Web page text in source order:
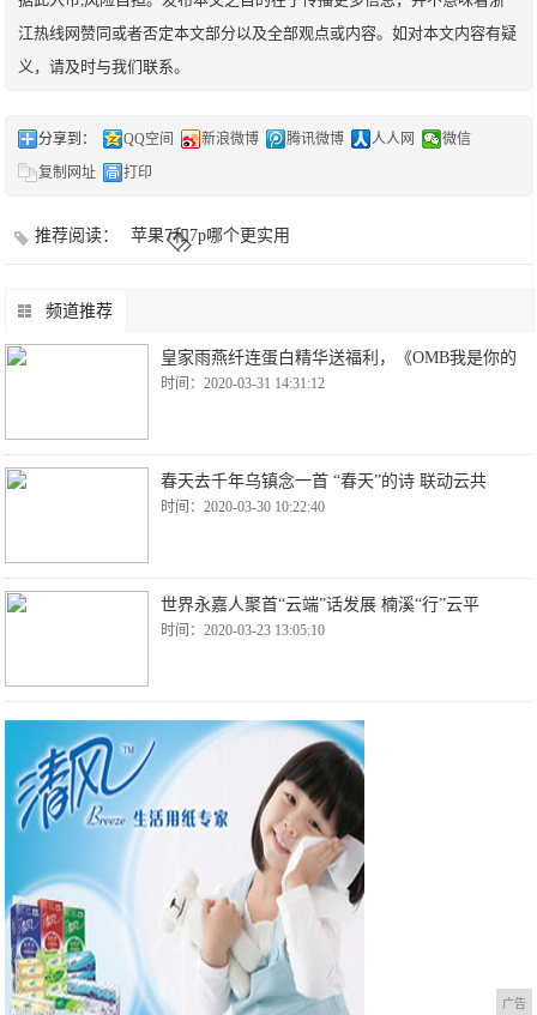
江热线网赞同或者否定本文部分以及全部观点或内容。如对本文内容有疑
义，请及时与我们联系。
分享到： QQ空间 新浪微博 腾讯微博 人人网
微信
复制网址
打印
推荐阅读： 苹果7和7p哪个更实用
频道推荐
皇家雨燕纤连蛋白精华送福利，《OMB我是你的
时间：2020-03-31 14:31:12
春天去千年乌镇念一首 “春天”的诗 联动云共
时间：2020-03-30 10:22:40
世界永嘉人聚首“云端”话发展 楠溪“行”云平
时间：2020-03-23 13:05:10
广告